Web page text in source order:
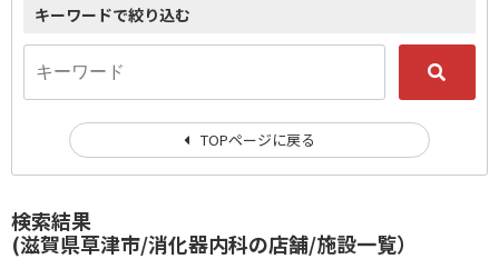
検索結果
(滋賀県草津市/消化器内科の店舗/施設一覧）
キーワードで絞り込む
TOPページに戻る